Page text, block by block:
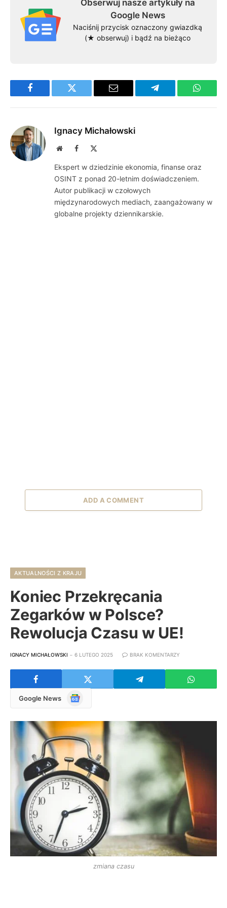
Obserwuj nasze artykuły na
Google News
Naciśnij przycisk oznaczony gwiazdką
(★ obserwuj) i bądź na bieżąco
Facebook Twitter Email Telegram
Ignacy Michałowski
WebsiteFacebook
Ekspert w dziedzinie ekonomia, finanse oraz
OSINT z ponad 20-letnim doświadczeniem.
Autor publikacji w czołowych
międzynarodowych mediach, zaangażowany w
globalne projekty dziennikarskie.
ADD A COMMENT
AKTUALNOŚCI Z KRAJU
Koniec Przekręcania
Zegarków w Polsce?
Rewolucja Czasu w UE!
IGNACY MICHAŁOWSKI 6 LUTEGO 2025 BRAK KOMENTARZY
Google News
Google
zmiana czasu